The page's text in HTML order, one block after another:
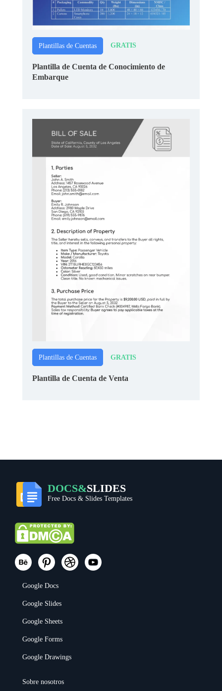
Plantillas de Cuentas GRATIS
Plantilla de Cuenta de Conocimiento de
Embarque
Plantillas de Cuentas GRATIS
Plantilla de Cuenta de Venta
DOCS&SLIDES
Free Docs & Slides Templates
Google Docs
Google Slides
Google Sheets
Google Forms
Google Drawings
Sobre nosotros